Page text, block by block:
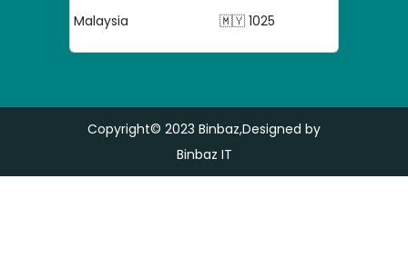
Malaysia
🇲🇾 1025
Copyright© 2023 Binbaz,Designed by
Binbaz IT